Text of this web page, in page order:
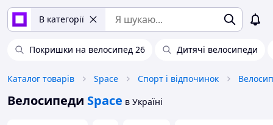
В категорії
Покришки на велосипед 26 Дитячі велосипеди
Каталог товарів Space Спорт і відпочинок
Велосипеди Space в Україні